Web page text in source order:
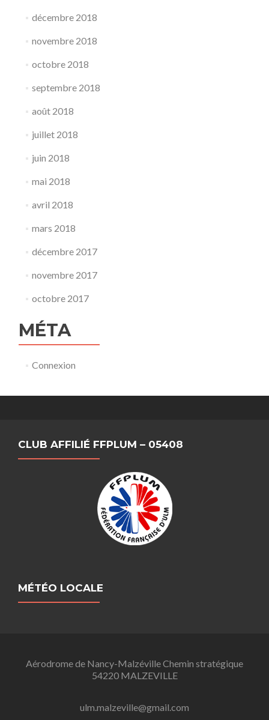
décembre 2018
novembre 2018
octobre 2018
septembre 2018
août 2018
juillet 2018
juin 2018
mai 2018
avril 2018
mars 2018
décembre 2017
novembre 2017
octobre 2017
MÉTA
Connexion
CLUB AFFILIÉ FFPLUM – 05408
MÉTÉO LOCALE
Aérodrome de Nancy-Malzéville Chemin stratégique
54220 MALZEVILLE
ulm.malzeville@gmail.com